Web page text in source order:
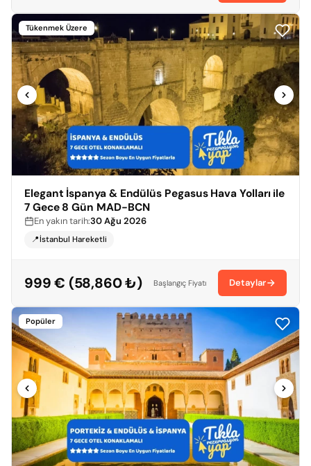
Tükenmek Üzere
Elegant İspanya & Endülüs Pegasus Hava Yolları ile
7 Gece 8 Gün MAD-BCN
En yakın tarih:30 Ağu 2026
📍İstanbul Hareketli
999 € (58,860 ₺) Başlangıç Fiyatı Detaylar
Popüler